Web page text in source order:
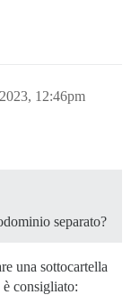
12:46pm
separato?
una sottocartella
consigliato: